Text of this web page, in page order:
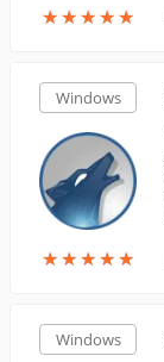
★★★★★
★★★★★
Windows
★★★★★
★★★★★
Windows